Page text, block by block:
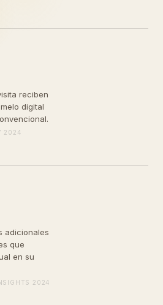
reciben
digital
2024
adicionales
que
en su
2024